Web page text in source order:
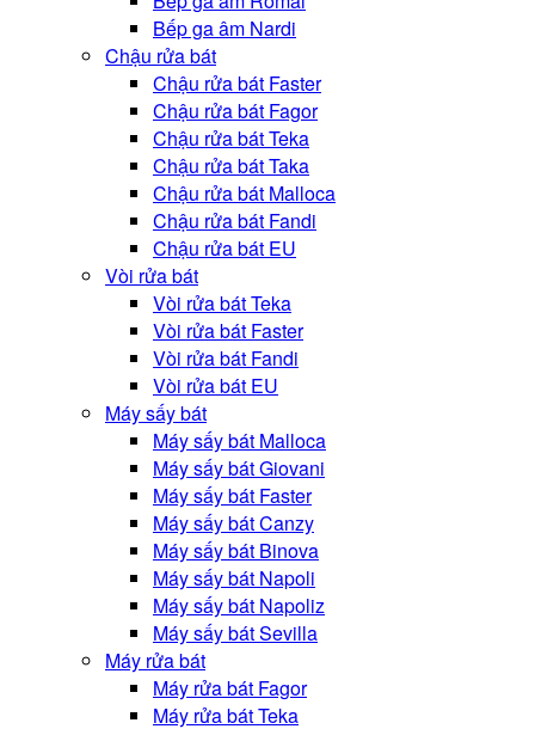
Bếp ga âm Nardi
Chậu rửa bát
Chậu rửa bát Faster
Chậu rửa bát Fagor
Chậu rửa bát Teka
Chậu rửa bát Taka
Chậu rửa bát Malloca
Chậu rửa bát Fandi
Chậu rửa bát EU
Vòi rửa bát
Vòi rửa bát Teka
Vòi rửa bát Faster
Vòi rửa bát Fandi
Vòi rửa bát EU
Máy sấy bát
Máy sấy bát Malloca
Máy sấy bát Giovani
Máy sấy bát Faster
Máy sấy bát Canzy
Máy sấy bát Binova
Máy sấy bát Napoli
Máy sấy bát Napoliz
Máy sấy bát Sevilla
Máy rửa bát
Máy rửa bát Fagor
Máy rửa bát Teka